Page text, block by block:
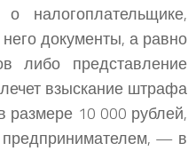
налогоплательщике,
документы, а равно
либо представление
взыскание штрафа
размере 10 000 рублей,
— в